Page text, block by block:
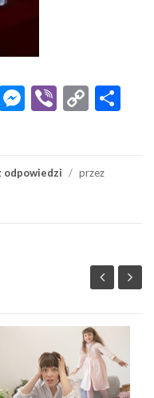
WhatsApp
Messenger
Viber
Copy
odpowiedzi / przez